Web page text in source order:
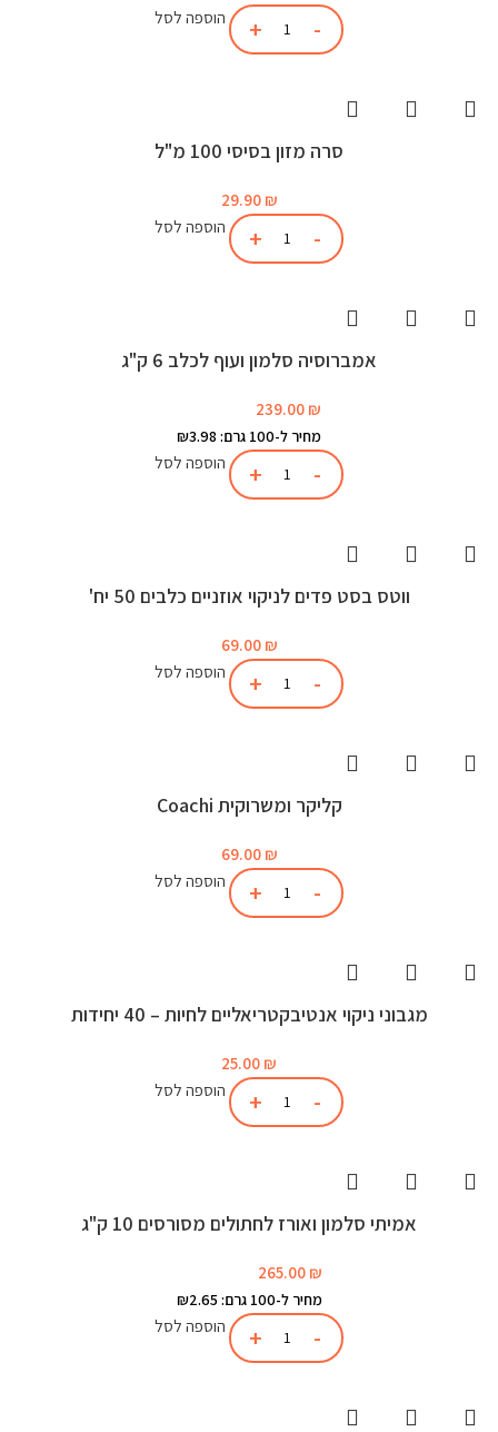
הוספה לסל
סרה מזון בסיסי 100 מ"ל
29.90 ₪
הוספה לסל
אמברוסיה סלמון ועוף לכלב 6 ק"ג
239.00 ₪
מחיר ל-100 גרם: ₪3.98
הוספה לסל
ווטס בסט פדים לניקוי אוזניים כלבים 50 יח'
69.00 ₪
הוספה לסל
קליקר ומשרוקית Coachi
69.00 ₪
הוספה לסל
מגבוני ניקוי אנטיבקטריאליים לחיות – 40 יחידות
25.00 ₪
הוספה לסל
אמיתי סלמון ואורז לחתולים מסורסים 10 ק"ג
265.00 ₪
מחיר ל-100 גרם: ₪2.65
הוספה לסל